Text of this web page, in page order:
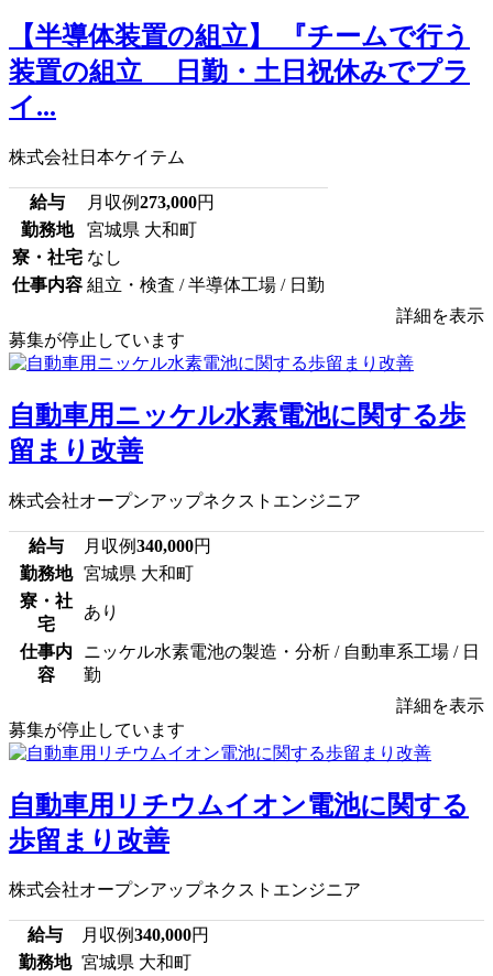
【半導体装置の組立】 『チームで行う
装置の組立 日勤・土日祝休みでプラ
イ...
株式会社日本ケイテム
給与 月収例273,000円
勤務地
宮城県 大和町
寮・社宅 なし
仕事内容 組立・検査 / 半導体工場 / 日勤
詳細を表示
募集が停止しています
自動車用ニッケル水素電池に関する歩
留まり改善
株式会社オープンアップネクストエンジニア
給与 月収例340,000円
勤務地
宮城県 大和町
寮・社
宅
あり
仕事内
容
ニッケル水素電池の製造・分析 / 自動車系工場 / 日
勤
詳細を表示
募集が停止しています
自動車用リチウムイオン電池に関する
歩留まり改善
株式会社オープンアップネクストエンジニア
給与 月収例340,000円
勤務地 宮城県 大和町